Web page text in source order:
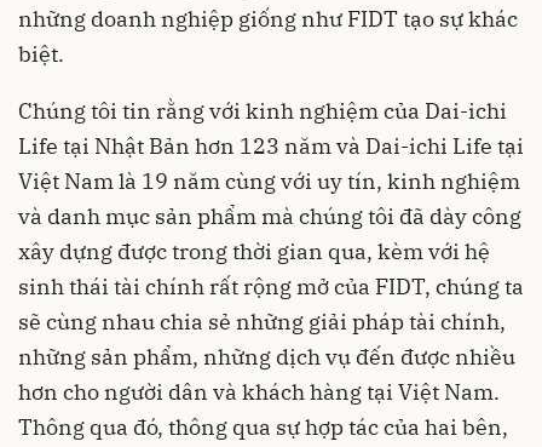
những doanh nghiệp giống như FIDT tạo sự khác
biệt.
Chúng tôi tin rằng với kinh nghiệm của Dai-ichi
Life tại Nhật Bản hơn 123 năm và Dai-ichi Life tại
Việt Nam là 19 năm cùng với uy tín, kinh nghiệm
và danh mục sản phẩm mà chúng tôi đã dày công
xây dựng được trong thời gian qua, kèm với hệ
sinh thái tài chính rất rộng mở của FIDT, chúng ta
sẽ cùng nhau chia sẻ những giải pháp tài chính,
những sản phẩm, những dịch vụ đến được nhiều
hơn cho người dân và khách hàng tại Việt Nam.
Thông qua đó, thông qua sự hợp tác của hai bên,